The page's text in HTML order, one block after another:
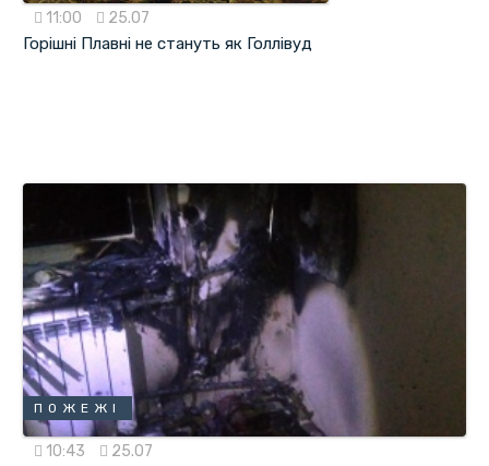
11:00 25.07
Горішні Плавні не стануть як Голлівуд
ПОЖЕЖІ
10:43 25.07